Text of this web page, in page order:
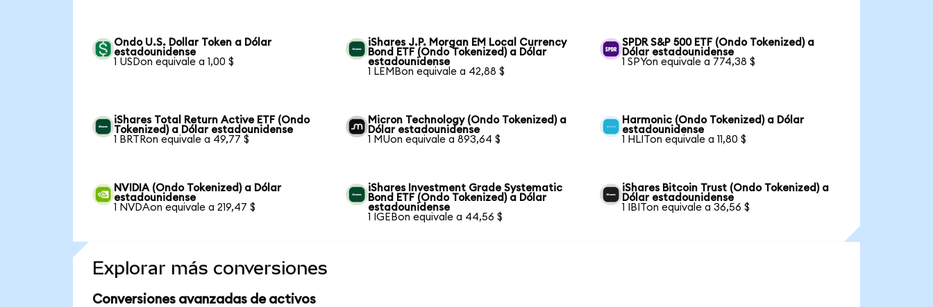
Ondo U.S. Dollar Token a Dólar
estadounidense
1 USDon equivale a 1,00 $
iShares J.P. Morgan EM Local Currency
Bond ETF (Ondo Tokenized) a Dólar
estadounidense
1 LEMBon equivale a 42,88 $
SPDR S&P 500 ETF (Ondo Tokenized) a
Dólar estadounidense
1 SPYon equivale a 774,38 $
iShares Total Return Active ETF (Ondo
Tokenized) a Dólar estadounidense
1 BRTRon equivale a 49,77 $
Micron Technology (Ondo Tokenized) a
Dólar estadounidense
1 MUon equivale a 893,64 $
Harmonic (Ondo Tokenized) a Dólar
estadounidense
1 HLITon equivale a 11,80 $
NVIDIA (Ondo Tokenized) a Dólar
estadounidense
1 NVDAon equivale a 219,47 $
iShares Investment Grade Systematic
Bond ETF (Ondo Tokenized) a Dólar
estadounidense
1 IGEBon equivale a 44,56 $
iShares Bitcoin Trust (Ondo Tokenized) a
Dólar estadounidense
1 IBITon equivale a 36,56 $
Explorar más conversiones
Conversiones avanzadas de activos